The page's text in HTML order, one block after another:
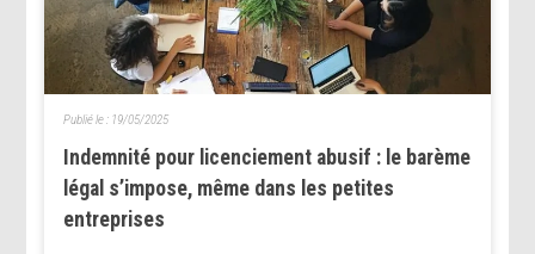
Indemnité pour licenciement abusif : le barème
légal s’impose, même dans les petites
entreprises
Publié le : 19/05/2025